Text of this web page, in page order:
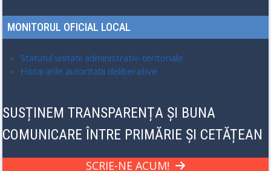
MONITORUL OFICIAL LOCAL
Statutul unitatii administrativ-teritoriale
Hotararile autoritatii deliberative
SUSȚINEM TRANSPARENȚA ȘI BUNA
COMUNICARE ÎNTRE PRIMĂRIE ȘI CETĂȚEAN
SCRIE-NE ACUM!